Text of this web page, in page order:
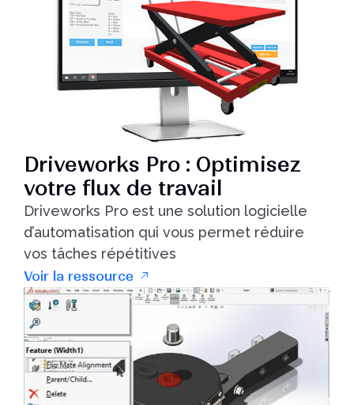
Driveworks Pro : Optimisez
votre flux de travail
Driveworks Pro est une solution logicielle
d’automatisation qui vous permet réduire
vos tâches répétitives
Voir la ressource